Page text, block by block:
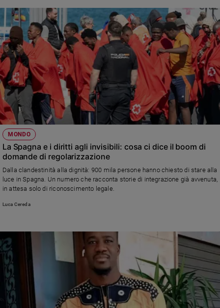
Santi
Devozione
e
fede
Parola
del
giorno
Santo
del
giorno
Società
e
valori
e
di
valore
Caso
della
settimana
Migranti
Diversità
MONDO
La Spagna e i diritti agli invisibili: cosa ci dice il boom di
domande di regolarizzazione
Dalla clandestinità alla dignità: 900 mila persone hanno chiesto di stare alla
luce in Spagna. Un numero che racconta storie di integrazione già avvenuta,
in attesa solo di riconoscimento legale.
Luca Cereda